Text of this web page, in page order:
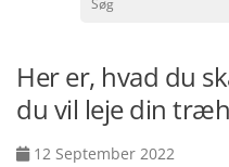
Her er, hvad du
du vil leje din
12 September 2022